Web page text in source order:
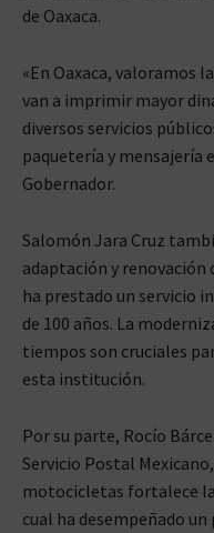
de Oaxaca.
«En Oaxaca, valoramos
van a imprimir mayor
diversos servicios
paquetería y mensajería
Gobernador.
Salomón Jara Cruz
adaptación y renovación
ha prestado un servicio
de 100 años. La
tiempos son cruciales
esta institución.
Por su parte, Rocío
Servicio Postal
motocicletas fortalece
cual ha desempeñado